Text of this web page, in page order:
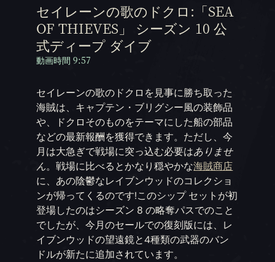
セイレーンの歌のドクロ:「SEA
OF THIEVES」 シーズン 10 公
式ディープ ダイブ
動画時間 9:57
セイレーンの歌のドクロを見事に勝ち取った
海賊は、キャプテン・ブリグシー風の装飾品
や、ドクロそのものをテーマにした船の部品
などの最新報酬を獲得できます。ただし、今
月は大急ぎで戦場に突っ込む必要はありませ
ん。戦場に比べるとかなり穏やかな海賊商店
に、あの陰鬱なレイブンウッドのコレクショ
ンが帰ってくるのです!このシップ セットが初
登場したのはシーズン 8 の略奪パスでのこと
でしたが、今月のセールでの復刻版には、レ
イブンウッドの望遠鏡と4種類の武器のバン
ドルが新たに追加されています。